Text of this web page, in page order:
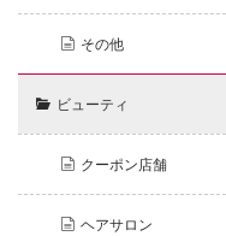
その他
ビューティ
クーポン店舗
ヘアサロン